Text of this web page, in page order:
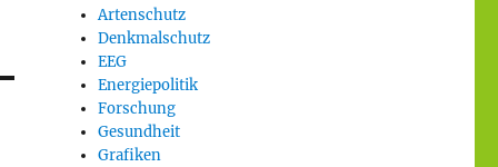
Artenschutz
Denkmalschutz
EEG
Energiepolitik
Forschung
Gesundheit
Grafiken